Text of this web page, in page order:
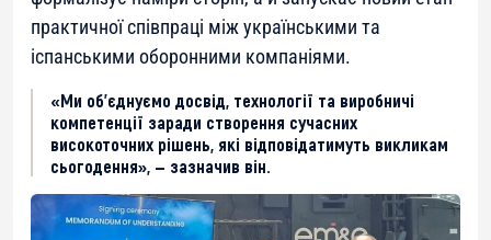
практичної співпраці між українськими та
іспанськими оборонними компаніями.
«Ми об’єднуємо досвід, технології та виробничі
компетенції заради створення сучасних
високоточних рішень, які відповідатимуть викликам
сьогодення», — зазначив він.